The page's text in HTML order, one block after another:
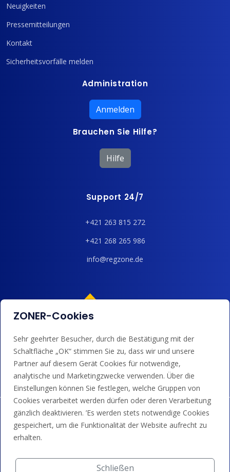
Neuigkeiten
Pressemitteilungen
Kontakt
Sicherheitsvorfälle melden
Administration
Anmelden
Brauchen Sie Hilfe?
Hilfe
Support 24/7
+421 263 815 272
+421 268 265 986
info@regzone.de
Wir akzeptieren Kartenzahlungen, Google/Apple Pay,
Banküberweisungen und Guthaben.
ZONER-Cookies
Sehr geehrter Besucher, durch die Bestätigung mit der
Schaltfläche „OK“ stimmen Sie zu, dass wir und unsere
Partner auf diesem Gerät Cookies für notwendige,
analytische und Marketingzwecke verwenden. Über die
Einstellungen können Sie festlegen, welche Gruppen von
Cookies verarbeitet werden dürfen oder deren Verarbeitung
gänzlich deaktivieren. ’Es werden stets notwendige Cookies
gespeichert, um die Funktionalität der Website aufrecht zu
erhalten.
Schließen